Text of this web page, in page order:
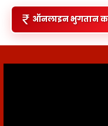
ऑनलाइन भुगतान